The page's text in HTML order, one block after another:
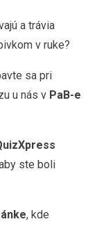
a trávia
v ruke?
sa pri
u nás v PaB-e
ste boli
, kde